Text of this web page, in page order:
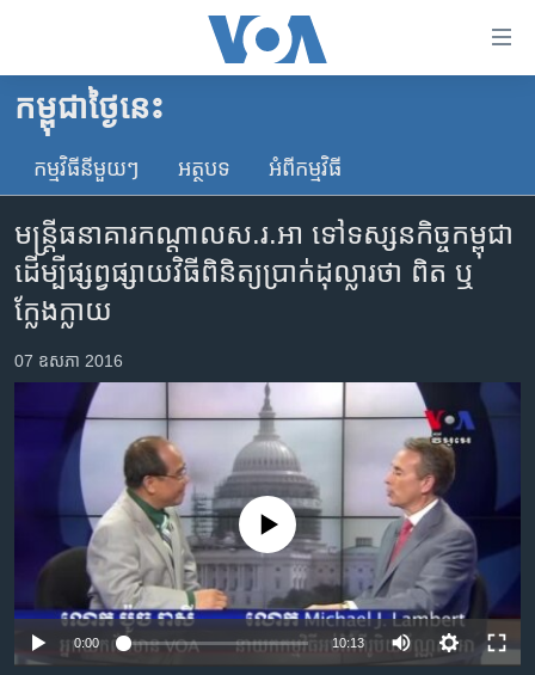
គេហទំព័រ​
ទាក់ទង
និង​
ចូល​
ទំព័រ​
ព័ត៌មាន​​
ម្តង
និង​
និង​
ចូល​
កម្ពុជា
អន្តរជាតិ
ចិន
ហេឡូវីអូអេ
ព្រឹត្តិការណ៍ព័ត៌មាន
ទូរទស្សន៍ / វីដេអូ​
វិទ្យុ / ផតខាសថ៍
កម្មវិធីទាំងអស់
Khmer English
បណ្តាញ​សង្គម
កម្ពុជាថ្ងៃនេះ
កម្មវិធី​នីមួយៗ អត្ថបទ​ អំពី​កម្មវិធី​
មន្រ្តី​ធនាគារ​កណ្តាល​ស.រ.អា ទៅ​ទស្សនកិច្ច​កម្ពុជា
ដើម្បី​ផ្សព្វផ្សាយ​វិធី​ពិនិត្យ​ប្រាក់​ដុល្លារ​ថា ពិត ឬ
ក្លែងក្លាយ
07 ឧសភា 2016
No media source currently available
0:00 10:13